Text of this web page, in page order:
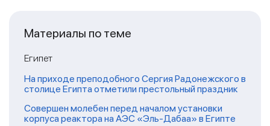
Материалы по теме
Египет
На приходе преподобного Сергия Радонежского в
столице Египта отметили престольный праздник
Совершен молебен перед началом установки
корпуса реактора на АЭС «Эль-Дабаа» в Египте